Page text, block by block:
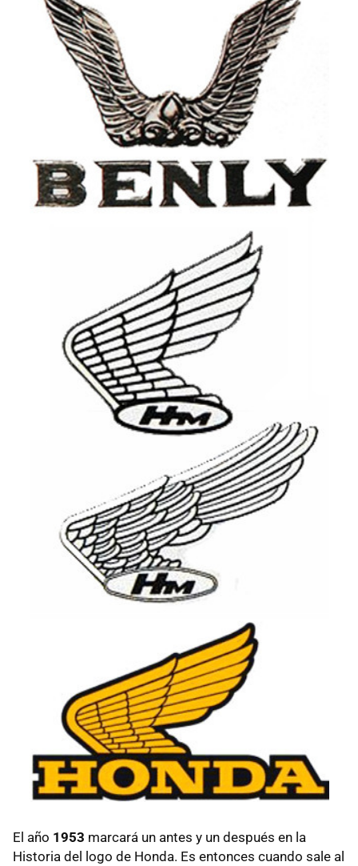
El año 1953 marcará un antes y un después en la
Historia del logo de Honda. Es entonces cuando sale al